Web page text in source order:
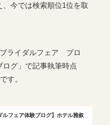
今では検索順位1位を取
ライダルフェア ブロ
グ」で記事執筆時点
す。
ルフェア体験ブログ】ホテル雅叙